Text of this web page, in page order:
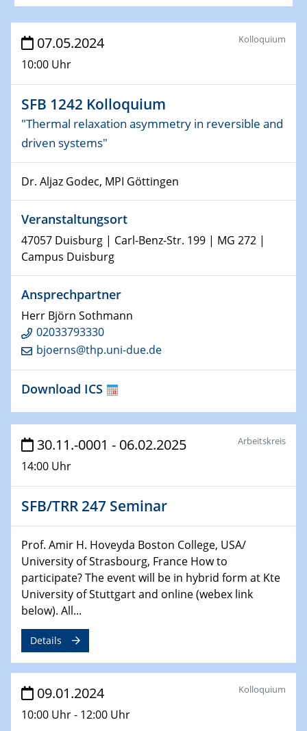
Veranstaltungen
30.11.-0001 - 06.02.2025
SFB/TRR 247 Seminar
09.01.2024
Kolloquium CRC 1242
Bewerbungsvorrtag Besetzung W3-Professur
Technische Chemie – Technisch-Makromolekulare
Chemie für die Wasserforschung
23.01.2024
Kolloquium CRC 1242
23.01.2024
Kolloquium CRC 1242
24.01.2024
Bewerbungsvorrtag Besetzung W3-Professur
Chemie für die Wasserforschung
29.01.2024
Bewerbungsvorrtag Besetzung W3-Professur
Technische Chemie – Technisch-Makromolekulare
Chemie für die Wasserforschung
29.01.2024
Chemie für die Wasserforschung
29.01.2024
Bewerbungsvorrtag Besetzung W3-Professur
Technische Chemie – Technisch-Makromolekulare
Chemie für die Wasserforschung
30.01.2024
WIN & CENIDE Seminar Series on 2D-
MATURE
07.05.2024
10:00 Uhr
Kolloquium
SFB 1242 Kolloquium
"Thermal relaxation asymmetry in reversible and
driven systems"
Dr. Aljaz Godec, MPI Göttingen
Veranstaltungsort
47057 Duisburg | Carl-Benz-Str. 199 | MG 272 |
Campus Duisburg
Ansprechpartner
Herr Björn Sothmann
02033793330
bjoerns@thp.uni-due.de
Download ICS
30.11.-0001 - 06.02.2025
14:00 Uhr
Arbeitskreis
SFB/TRR 247 Seminar
Prof. Amir H. Hoveyda Boston College, USA/
University of Strasbourg, France How to
participate? The event will be in hybrid form at Kte
University of Stuttgart and online (webex link
below). All...
Details
09.01.2024
10:00 Uhr - 12:00 Uhr
Kolloquium